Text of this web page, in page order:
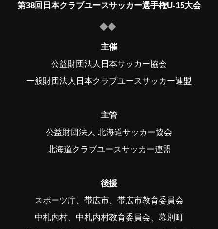
第38回日本クラブユースサッカー選手権U-15大会
主催
公益財団法人日本サッカー協会
一般財団法人日本クラブユースサッカー連盟
主管
公益財団法人 北海道サッカー協会
北海道クラブユースサッカー連盟
後援
スポーツ庁、帯広市、帯広市教育委員会
中札内村、中札内村教育委員会、幕別町